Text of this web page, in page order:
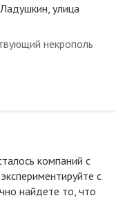
улица
некрополь
компаний с
с
найдете то, что